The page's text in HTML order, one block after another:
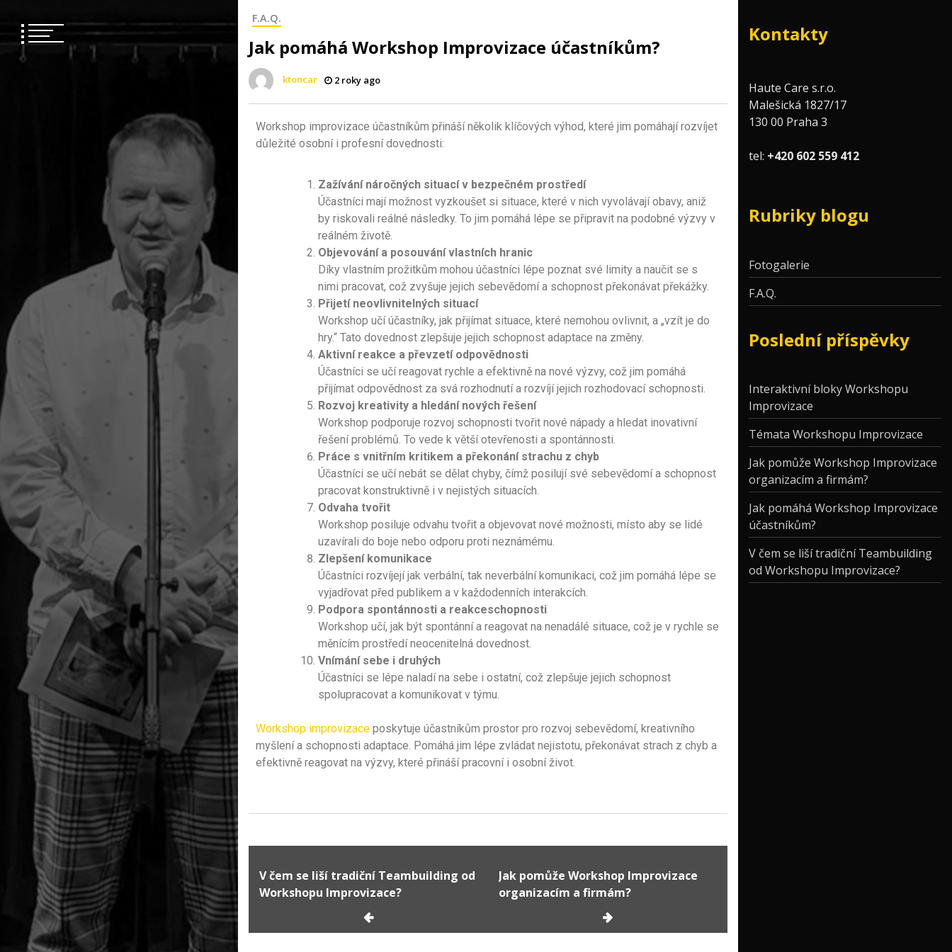
F.A.Q.
Jak pomáhá Workshop Improvizace účastníkům?
ktoncar 2 roky ago
Workshop improvizace účastníkům přináší několik klíčových výhod, které jim pomáhají rozvíjet
důležité osobní i profesní dovednosti:
Zažívání náročných situací v bezpečném prostředí
Účastníci mají možnost vyzkoušet si situace, které v nich vyvolávají obavy, aniž
by riskovali reálné následky. To jim pomáhá lépe se připravit na podobné výzvy v
reálném životě.
Objevování a posouvání vlastních hranic
Díky vlastním prožitkům mohou účastníci lépe poznat své limity a naučit se s
nimi pracovat, což zvyšuje jejich sebevědomí a schopnost překonávat překážky.
Přijetí neovlivnitelných situací
Workshop učí účastníky, jak přijímat situace, které nemohou ovlivnit, a „vzít je do
hry.“ Tato dovednost zlepšuje jejich schopnost adaptace na změny.
Aktivní reakce a převzetí odpovědnosti
Účastníci se učí reagovat rychle a efektivně na nové výzvy, což jim pomáhá
přijímat odpovědnost za svá rozhodnutí a rozvíjí jejich rozhodovací schopnosti.
Rozvoj kreativity a hledání nových řešení
Workshop podporuje rozvoj schopnosti tvořit nové nápady a hledat inovativní
řešení problémů. To vede k větší otevřenosti a spontánnosti.
Práce s vnitřním kritikem a překonání strachu z chyb
Účastníci se učí nebát se dělat chyby, čímž posilují své sebevědomí a schopnost
pracovat konstruktivně i v nejistých situacích.
Odvaha tvořit
Workshop posiluje odvahu tvořit a objevovat nové možnosti, místo aby se lidé
uzavírali do boje nebo odporu proti neznámému.
Zlepšení komunikace
Účastníci rozvíjejí jak verbální, tak neverbální komunikaci, což jim pomáhá lépe se
vyjadřovat před publikem a v každodenních interakcích.
Podpora spontánnosti a reakceschopnosti
Workshop učí, jak být spontánní a reagovat na nenadálé situace, což je v rychle se
měnícím prostředí neocenitelná dovednost.
Vnímání sebe i druhých
Účastníci se lépe naladí na sebe i ostatní, což zlepšuje jejich schopnost
spolupracovat a komunikovat v týmu.
Workshop improvizace poskytuje účastníkům prostor pro rozvoj sebevědomí, kreativního
myšlení a schopnosti adaptace. Pomáhá jim lépe zvládat nejistotu, překonávat strach z chyb a
efektivně reagovat na výzvy, které přináší pracovní i osobní život.
V čem se liší tradiční Teambuilding od
Workshopu Improvizace?
Jak pomůže Workshop Improvizace
organizacím a firmám?
Kontakty
Haute Care s.r.o.
Malešická 1827/17
130 00 Praha 3
tel: +420 602 559 412
Rubriky blogu
Fotogalerie
F.A.Q.
Poslední příspěvky
Interaktivní bloky Workshopu
Improvizace
Témata Workshopu Improvizace
Jak pomůže Workshop Improvizace
organizacím a firmám?
Jak pomáhá Workshop Improvizace
účastníkům?
V čem se liší tradiční Teambuilding
od Workshopu Improvizace?